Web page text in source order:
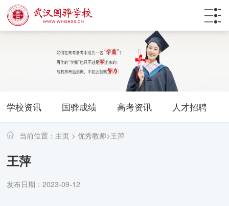
学校资讯 国骅成绩 高考资讯 人才招聘
当前位置： 主页 > 优秀教师>王萍
王萍
发布日期：2023-09-12